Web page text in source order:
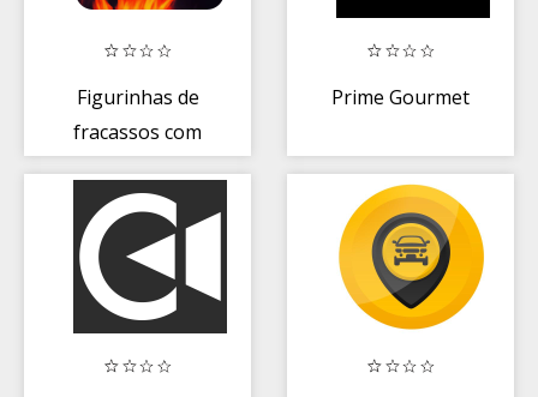
Figurinhas de
fracassos com
WAStickerApps
Prime Gourmet